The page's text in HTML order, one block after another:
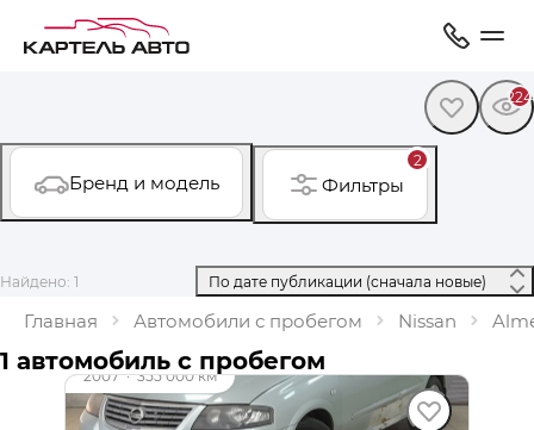
224
Бренд и модель
2
Фильтры
Найдено: 1
Главная Автомобили с пробегом Nissan
1 автомобиль с пробегом
2007·355 000 км
Nissan Almera Classic